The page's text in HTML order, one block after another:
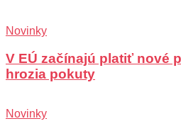
Novinky
V EÚ začínajú platiť nové
hrozia pokuty
Novinky